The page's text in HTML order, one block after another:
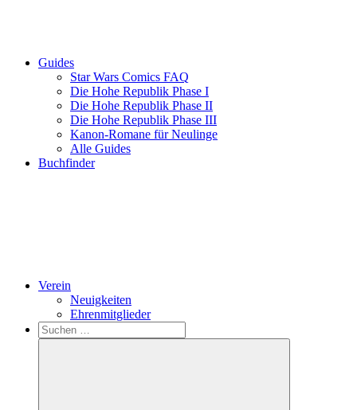
Guides
Star Wars Comics FAQ
Die Hohe Republik Phase I
Die Hohe Republik Phase II
Die Hohe Republik Phase III
Kanon-Romane für Neulinge
Alle Guides
Buchfinder
Verein
Neuigkeiten
Ehrenmitglieder
Search
Suchen
nach: